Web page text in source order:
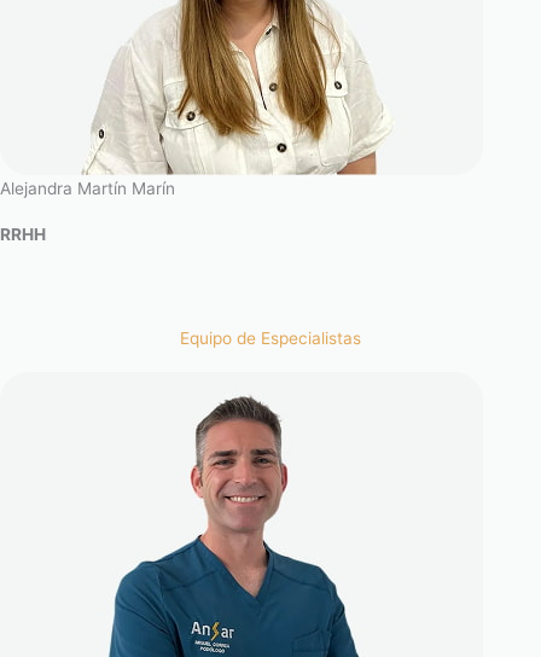
Alejandra Martín Marín
RRHH
Equipo de Especialistas